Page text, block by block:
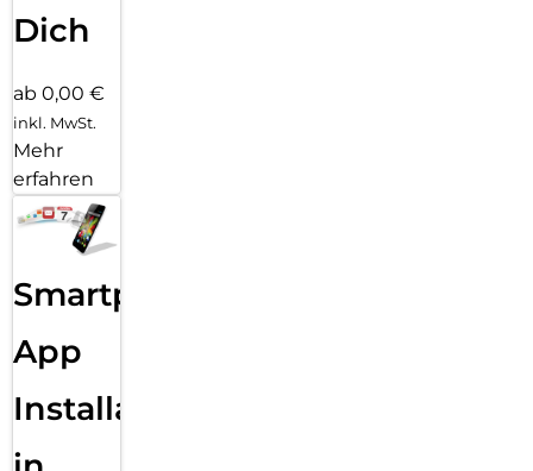
Dich
ab 0,00 €
inkl. MwSt.
Mehr
erfahren
Smartphone
App
Installation